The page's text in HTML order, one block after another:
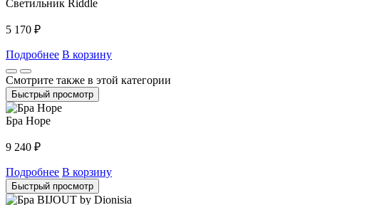
Светильник Riddle
5 170 ₽
Подробнее В корзину
Смотрите также в этой категории
Быстрый просмотр
Бра Hope
9 240 ₽
Подробнее В корзину
Быстрый просмотр